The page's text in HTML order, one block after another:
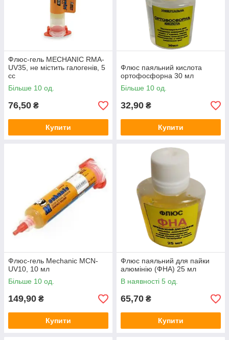
Флюс-гель MECHANIC RMA-
UV35, не містить галогенів, 5
cc
Більше 10 од.
76,50 ₴
Купити
Флюс паяльний кислота
ортофосфорна 30 мл
Більше 10 од.
32,90 ₴
Купити
Флюс-гель Mechanic MCN-
UV10, 10 мл
Більше 10 од.
149,90 ₴
Купити
Флюс паяльний для пайки
алюмінію (ФНА) 25 мл
В наявності 5 од.
65,70 ₴
Купити